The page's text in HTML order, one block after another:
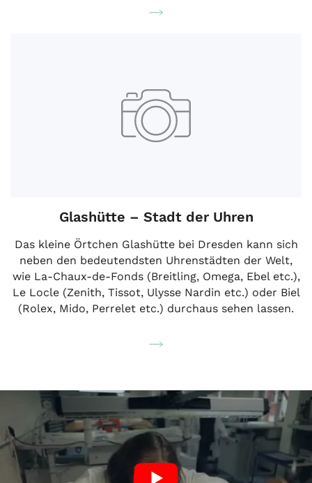
Glashütte – Stadt der Uhren
Das kleine Örtchen Glashütte bei Dresden kann sich
neben den bedeutendsten Uhrenstädten der Welt,
wie La-Chaux-de-Fonds (Breitling, Omega, Ebel etc.),
Le Locle (Zenith, Tissot, Ulysse Nardin etc.) oder Biel
(Rolex, Mido, Perrelet etc.) durchaus sehen lassen.